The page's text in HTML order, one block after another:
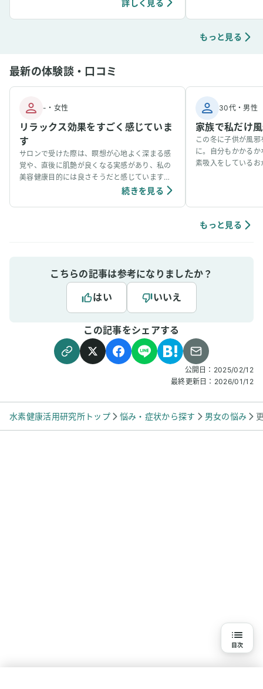
詳しく見る
もっと見る
最新の体験談・口コミ
- ・ 女性
リラックス効果をすごく感じていま
す
サロンで受けた際は、瞑想が心地よく深まる感
覚や、直後に肌艶が良くなる実感があり、私の
美容健康目的には良さそうだと感じています。
個人の感想ではありますが、吸入中は、脳波が
続きを見る
30代・男性
家族で私だけ
この冬に子供が風
に。自分もかかる
素吸入をしている
もっと見る
こちらの記事は参考になりましたか？
はい
いいえ
この記事をシェアする
公開日： 2025/02/12
最終更新日： 2026/01/12
水素健康活用研究所トップ 悩み・症状から探す 男女の悩み
目次